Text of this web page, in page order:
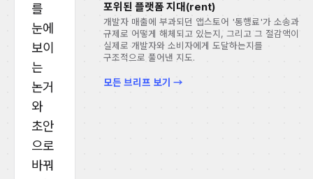
를
눈에
보이
는
논거
와
초안
으로
바꿔
포위된 플랫폼 지대(rent)
개발자 매출에 부과되던 앱스토어 '통행료'가 소송과
규제로 어떻게 해체되고 있는지, 그리고 그 절감액이
실제로 개발자와 소비자에게 도달하는지를
구조적으로 풀어낸 지도.
모든 브리프 보기 →